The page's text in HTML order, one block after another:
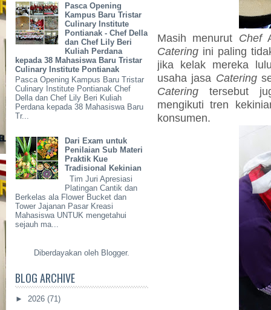
Pasca Opening
Kampus Baru Tristar
Culinary Institute
Pontianak - Chef Della
dan Chef Lily Beri
Kuliah Perdana
kepada 38 Mahasiswa Baru Tristar
Culinary Institute Pontianak
Pasca Opening Kampus Baru Tristar
Culinary Institute Pontianak Chef
Della dan Chef Lily Beri Kuliah
Perdana kepada 38 Mahasiswa Baru
Tr...
Dari Exam untuk
Penilaian Sub Materi
Praktik Kue
Tradisional Kekinian
Tim Juri Apresiasi
Platingan Cantik dan
Berkelas ala Flower Bucket dan
Tower Jajanan Pasar Kreasi
Mahasiswa UNTUK mengetahui
sejauh ma...
Diberdayakan oleh Blogger.
BLOG ARCHIVE
► 2026 (71)
Masih menurut Chef
Catering ini paling
jika kelak mereka
usaha jasa Catering
Catering tersebut
mengikuti tren
konsumen.